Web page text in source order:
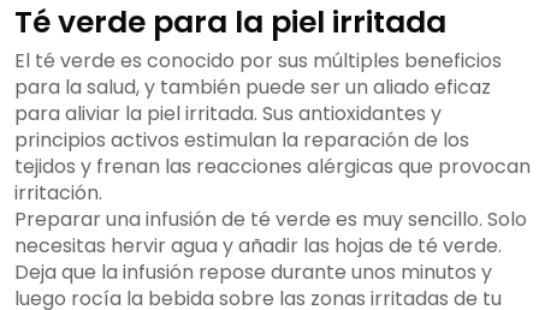
Té verde para la piel irritada
El té verde es conocido por sus múltiples beneficios
para la salud, y también puede ser un aliado eficaz
para aliviar la piel irritada. Sus antioxidantes y
principios activos estimulan la reparación de los
tejidos y frenan las reacciones alérgicas que provocan
irritación.
Preparar una infusión de té verde es muy sencillo. Solo
necesitas hervir agua y añadir las hojas de té verde.
Deja que la infusión repose durante unos minutos y
luego rocía la bebida sobre las zonas irritadas de tu